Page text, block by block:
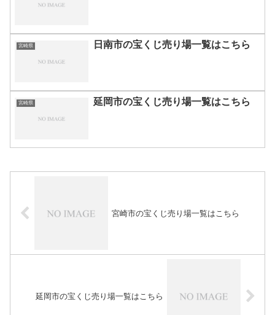
宮崎県 日南市の宝くじ売り場一覧はこちら
宮崎県 延岡市の宝くじ売り場一覧はこちら
宮崎市の宝くじ売り場一覧はこちら
延岡市の宝くじ売り場一覧はこちら